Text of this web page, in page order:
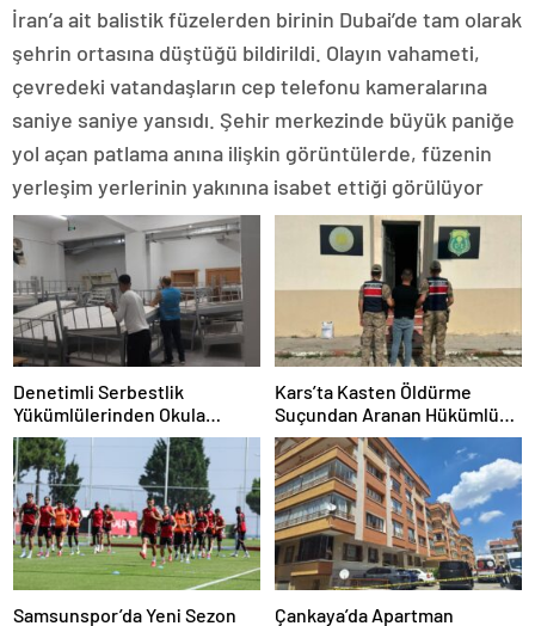
İran’a ait balistik füzelerden birinin Dubai’de tam olarak
şehrin ortasına düştüğü bildirildi. Olayın vahameti,
çevredeki vatandaşların cep telefonu kameralarına
saniye saniye yansıdı. Şehir merkezinde büyük paniğe
yol açan patlama anına ilişkin görüntülerde, füzenin
yerleşim yerlerinin yakınına isabet ettiği görülüyor
Denetimli Serbestlik
Yükümlülerinden Okula
Temizlik Desteği
Kars’ta Kasten Öldürme
Suçundan Aranan Hükümlü
JASAT Operasyonuyla
Yakalandı
Samsunspor’da Yeni Sezon
Çankaya’da Apartman